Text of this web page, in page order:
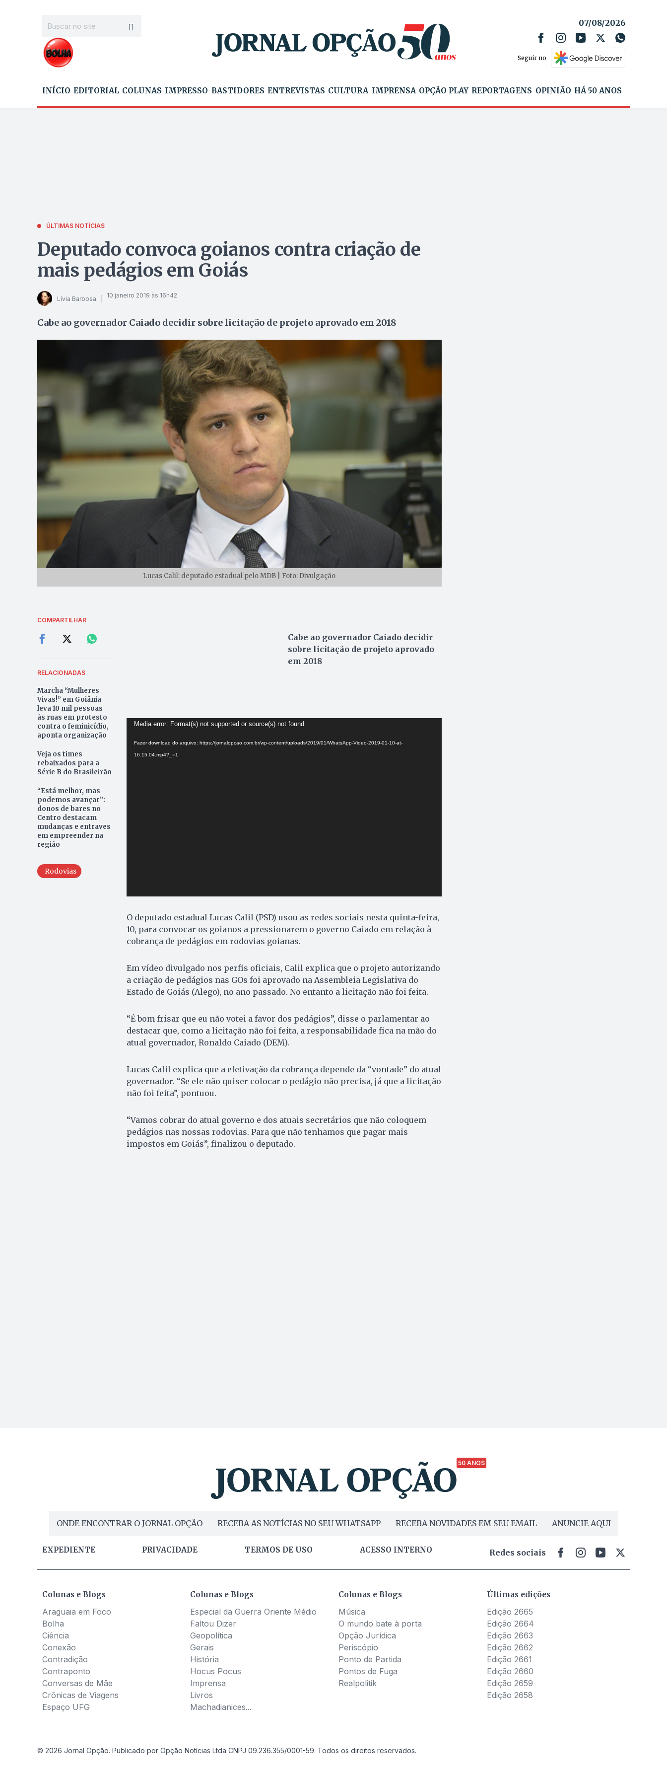
07/08/2026
Seguir no
INÍCIO EDITORIAL COLUNAS IMPRESSO BASTIDORES ENTREVISTAS CULTURA IMPRENSA OPÇÃO PLAY REPORTAGENS OPINIÃO HÁ 50 ANOS
ÚLTIMAS NOTÍCIAS
Deputado convoca goianos contra criação de
mais pedágios em Goiás
Lívia Barbosa 10 janeiro 2019 às 16h42
Cabe ao governador Caiado decidir sobre licitação de projeto aprovado em 2018
Lucas Calil: deputado estadual pelo MDB | Foto: Divulgação
COMPARTILHAR
RELACIONADAS
Marcha “Mulheres
Vivas!” em Goiânia
leva 10 mil pessoas
às ruas em protesto
contra o feminicídio,
aponta organização
Veja os times
rebaixados para a
Série B do Brasileirão
“Está melhor, mas
podemos avançar”:
donos de bares no
Centro destacam
mudanças e entraves
em empreender na
região
Rodovias
Cabe ao governador Caiado decidir
sobre licitação de projeto aprovado
em 2018
Media error: Format(s) not supported or source(s) not found
Fazer download do arquivo: https://jornalopcao.com.br/wp-content/uploads/2019/01/WhatsApp-Video-2019-01-10-at-
16.15.04.mp4?_=1
O deputado estadual Lucas Calil (PSD) usou as redes sociais nesta quinta-feira,
10, para convocar os goianos a pressionarem o governo Caiado em relação à
cobrança de pedágios em rodovias goianas.
Em vídeo divulgado nos perfis oficiais, Calil explica que o projeto autorizando
a criação de pedágios nas GOs foi aprovado na Assembleia Legislativa do
Estado de Goiás (Alego), no ano passado. No entanto a licitação não foi feita.
“É bom frisar que eu não votei a favor dos pedágios”, disse o parlamentar ao
destacar que, como a licitação não foi feita, a responsabilidade fica na mão do
atual governador, Ronaldo Caiado (DEM).
Lucas Calil explica que a efetivação da cobrança depende da “vontade” do atual
governador. “Se ele não quiser colocar o pedágio não precisa, já que a licitação
não foi feita”, pontuou.
“Vamos cobrar do atual governo e dos atuais secretários que não coloquem
pedágios nas nossas rodovias. Para que não tenhamos que pagar mais
impostos em Goiás”, finalizou o deputado.
50 ANOS
ONDE ENCONTRAR O JORNAL OPÇÃO RECEBA AS NOTÍCIAS NO SEU WHATSAPP RECEBA NOVIDADES EM SEU EMAIL ANUNCIE AQUI
EXPEDIENTE PRIVACIDADE TERMOS DE USO ACESSO INTERNO Redes sociais
Colunas e Blogs
Araguaia em Foco
Bolha
Ciência
Conexão
Contradição
Contraponto
Conversas de Mãe
Crônicas de Viagens
Espaço UFG
Colunas e Blogs
Especial da Guerra Oriente Médio
Faltou Dizer
Geopolítica
Gerais
História
Hocus Pocus
Imprensa
Livros
Machadianices...
Colunas e Blogs
Música
O mundo bate à porta
Opção Jurídica
Periscópio
Ponto de Partida
Pontos de Fuga
Realpolitik
Últimas edições
Edição 2665
Edição 2664
Edição 2663
Edição 2662
Edição 2661
Edição 2660
Edição 2659
Edição 2658
© 2026 Jornal Opção. Publicado por Opção Notícias Ltda CNPJ 09.236.355/0001-59. Todos os direitos reservados.